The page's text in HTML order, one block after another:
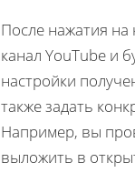
После нажатия на
канал YouTube и
настройки
также задать
Например, вы
выложить в